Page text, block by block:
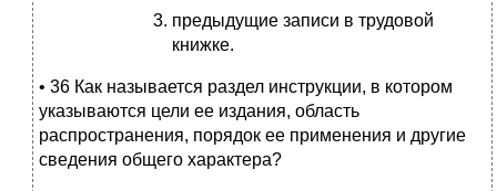
предыдущие записи в трудовой
книжке.
• 36 Как называется раздел инструкции, в котором
указываются цели ее издания, область
распространения, порядок ее применения и другие
сведения общего характера?